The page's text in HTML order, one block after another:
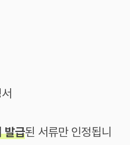
발급된 서류만 인정됩니